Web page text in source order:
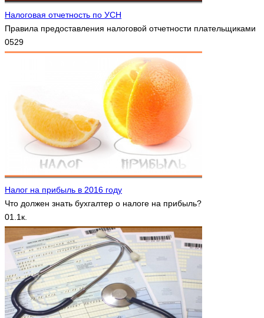
Налоговая отчетность по УСН
Правила предоставления налоговой отчетности плательщиками
0529
Налог на прибыль в 2016 году
Что должен знать бухгалтер о налоге на прибыль?
01.1к.